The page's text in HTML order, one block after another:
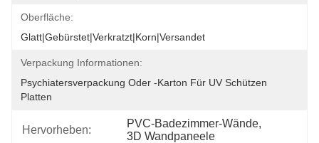
Oberfläche:
Glatt|Gebürstet|Verkratzt|Korn|Versandet
Verpackung Informationen:
Psychiatersverpackung Oder -karton Für UV Schützen
Platten
Hervorheben:
PVC-Badezimmer-Wände,
3D Wandpaneele